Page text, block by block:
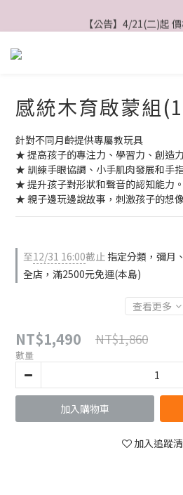
【公告】4/21(二)起
【公告】4/21(二)起
【會員】綁定Line會員
【公告】4/21(二)起
感統木育啟蒙組
針對不同月齡提供專屬教玩具
★ 提高孩子的專注力、學習力、創造
★ 訓練手眼協調、小手肌肉發展和手
★ 提升孩子對形狀和聲音的認知能力。
★ 親子邊玩邊說故事，刺激孩子的想
至12/31 16:00截止 指定分類，彌月
全店，滿2500元免運(本島)
查看更多
NT$1,490 NT$1,860
數量
加入購物車
加入追蹤